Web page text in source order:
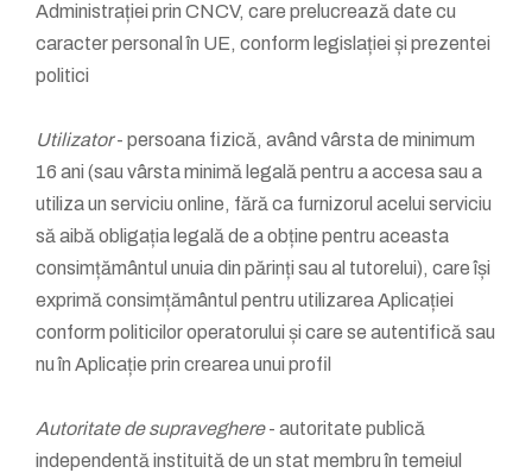
Administrației prin CNCV, care prelucrează date cu
caracter personal în UE, conform legislației și prezentei
politici
Utilizator- persoana fizică, având vârsta de minimum
16 ani (sau vârsta minimă legală pentru a accesa sau a
utiliza un serviciu online, fără ca furnizorul acelui serviciu
să aibă obligația legală de a obține pentru aceasta
consimțământul unuia din părinți sau al tutorelui), care își
exprimă consimțământul pentru utilizarea Aplicației
conform politicilor operatorului și care se autentifică sau
nu în Aplicație prin crearea unui profil
Autoritate de supraveghere- autoritate publică
independentă instituită de un stat membru în temeiul